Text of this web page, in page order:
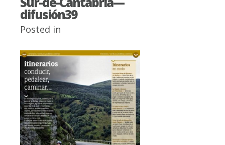
difusión39
Posted in